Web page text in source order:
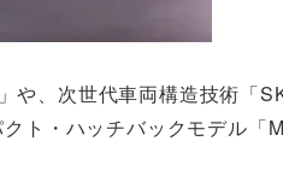
や、次世代車両構造技術「
ト・ハッチバックモデル「